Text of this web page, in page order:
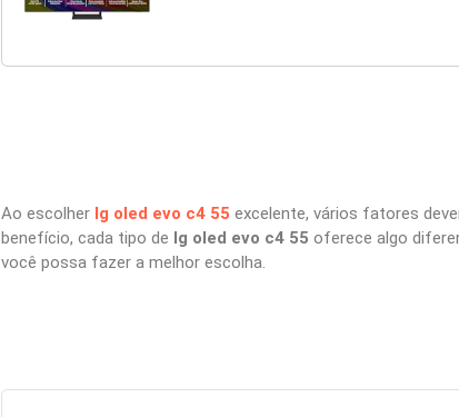
Ao escolher lg oled evo c4 55 excelente, vários fatores
benefício, cada tipo de lg oled evo c4 55 oferece algo
você possa fazer a melhor escolha.